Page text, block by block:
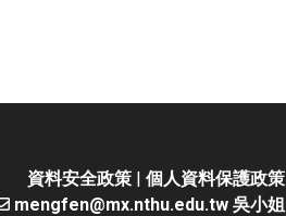
資料安全政策 | 個人資料保護政策
mengfen@mx.nthu.edu.tw 吳小姐